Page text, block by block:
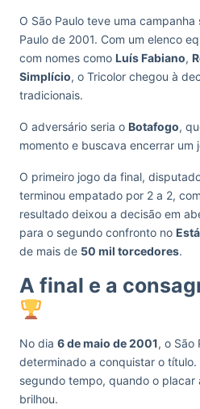
O São Paulo teve uma campanha
Paulo de 2001. Com um elenco
com nomes como Luís Fabiano,
Simplício, o Tricolor chegou à
tradicionais.
O adversário seria o Botafogo,
momento e buscava encerrar um
O primeiro jogo da final,
terminou empatado por 2 a 2,
resultado deixou a decisão em
para o segundo confronto no
de mais de 50 mil torcedores.
A final e a
No dia 6 de maio de 2001, o São
determinado a conquistar o título.
segundo tempo, quando o placar
brilhou.